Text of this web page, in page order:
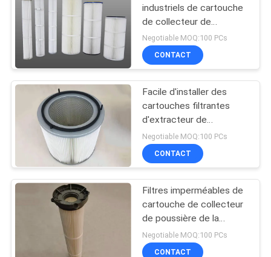
DEMANDEZ
UNE
CITATION
Filtres de cartouche
de collecteur de
poussière
Cartouche
hydraulique de filtre
à huile
36
industriels de cartouche
de collecteur de
poussière 6.8m2 de
660mm
Negotiable MOQ:100 PCs
CONTACT
Facile d'installer des
cartouches filtrantes
d'extracteur de
poussière 700m3/H
Negotiable MOQ:100 PCs
CONTACT
Filtres imperméables de
cartouche de collecteur
de poussière de la
libération rapide 130mm
Negotiable MOQ:100 PCs
CONTACT